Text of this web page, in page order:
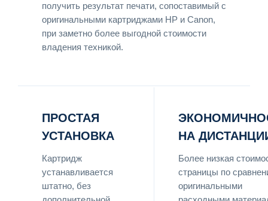
получить результат печати, сопоставимый с
оригинальными картриджами HP и Canon,
при заметно более выгодной стоимости
владения техникой.
ПРОСТАЯ
УСТАНОВКА
Картридж
устанавливается
штатно, без
НА
Более низкая
страницы по
оригинальными